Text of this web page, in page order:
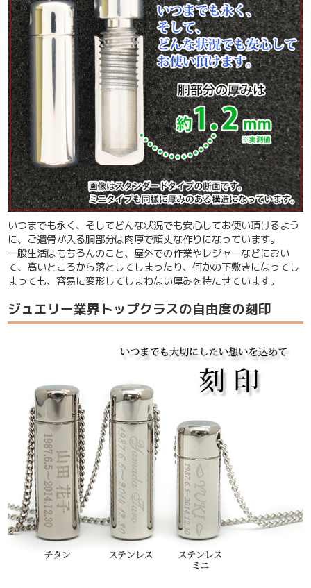
いつまでも永く、そしてどんな状況でも安心してお使い頂けるよう
に、ご遺骨が入る胴部分は肉厚で頑丈な作りになっています。
一般生活はもちろんのこと、屋外での作業やレジャーなどにおい
て、高いところから落としてしまったり、何かの下敷きになってし
まっても、容易に変形してしまわない厚みを持たせています。
ジュエリー業界トップクラスの自由度の刻印